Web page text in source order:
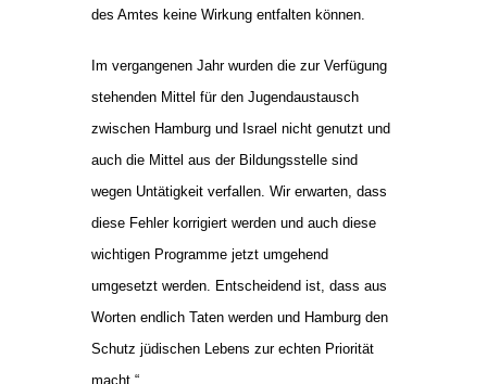
des Amtes keine Wirkung entfalten können.
Im vergangenen Jahr wurden die zur Verfügung
stehenden Mittel für den Jugendaustausch
zwischen Hamburg und Israel nicht genutzt und
auch die Mittel aus der Bildungsstelle sind
wegen Untätigkeit verfallen. Wir erwarten, dass
diese Fehler korrigiert werden und auch diese
wichtigen Programme jetzt umgehend
umgesetzt werden. Entscheidend ist, dass aus
Worten endlich Taten werden und Hamburg den
Schutz jüdischen Lebens zur echten Priorität
macht.“